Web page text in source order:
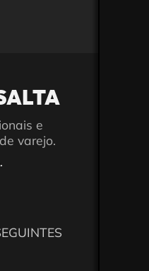
e
varejo.
.